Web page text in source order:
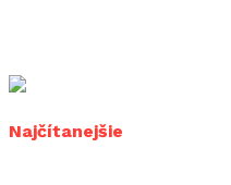
Najčítanejšie